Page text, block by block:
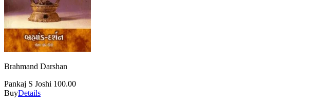
Brahmand Darshan
Pankaj S Joshi 100.00
BuyDetails